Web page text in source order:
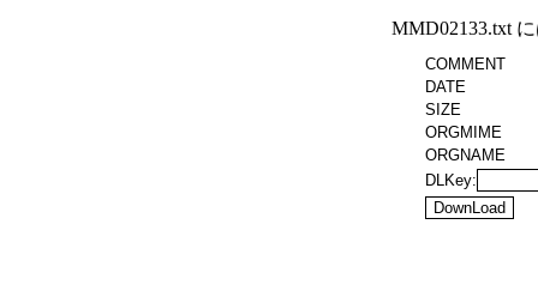
MMD02133.txt
COMMENT
DATE
SIZE
ORGMIME
ORGNAME
DLKey: